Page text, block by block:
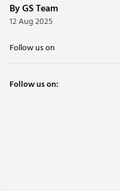
By GS Team
12 Aug 2025
Follow us on
Follow us on: